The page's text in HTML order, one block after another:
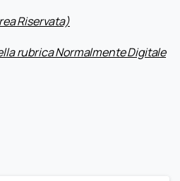
Riservata)
rubrica Normalmente Digitale